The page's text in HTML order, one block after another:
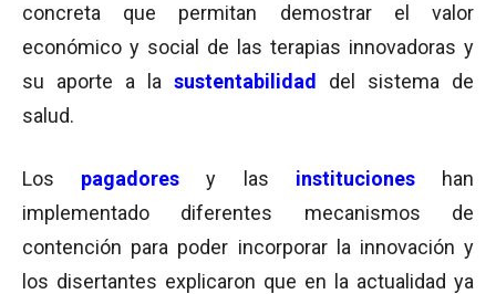
concreta que permitan demostrar el valor
económico y social de las terapias innovadoras y
su aporte a la sustentabilidad
del sistema de
salud.
Los pagadores y las institucioneshan
implementado diferentes mecanismos de
contención para poder incorporar la innovación y
los disertantes explicaron que en la actualidad ya